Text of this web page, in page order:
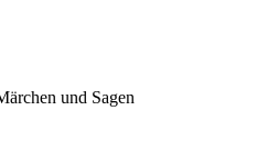
und Sagen